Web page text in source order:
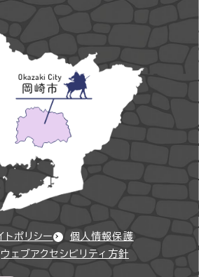
トポリシー
個人情報保護
ウェブアクセシビリティ方針